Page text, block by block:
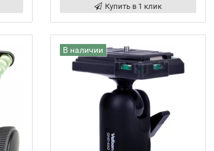
Купить в 1 клик
В наличии